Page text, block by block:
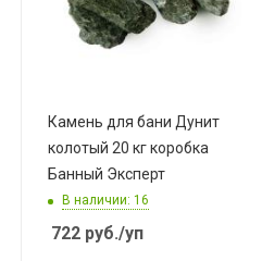
Камень для бани Дунит
колотый 20 кг коробка
Банный Эксперт
В наличии: 16
722 руб./уп